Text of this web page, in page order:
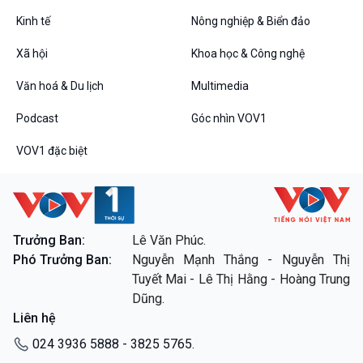
360 độ Sức khỏe
Tài nguyên và Môi trường
Chuyên gia của bạn
Xã hội chuyển động
Bước chân đến trường
Kết nối công nghệ
khí hậu
Văn hoá & Du lịch
Chát với người nổi tiếng
Câu chuyện Thể thao
Podcast
Góc nhìn VOV1
Bình luận
Kinh tế Nông nghiệp & Biển đảo
Xã hội Khoa học & Công nghệ
Văn hoá & Du lịch Multimedia
Podcast Góc nhìn VOV1
VOV1 đặc biệt
Trưởng Ban:
Lê Văn Phúc.
Phó Trưởng Ban:
Nguyễn Mạnh Thắng - Nguyễn Thị
Tuyết Mai - Lê Thị Hằng - Hoàng Trung
Dũng.
Liên hệ
024 3936 5888 - 3825 5765.